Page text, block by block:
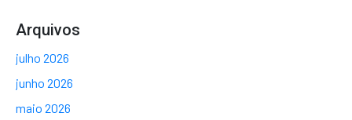
Arquivos
julho 2026
junho 2026
maio 2026